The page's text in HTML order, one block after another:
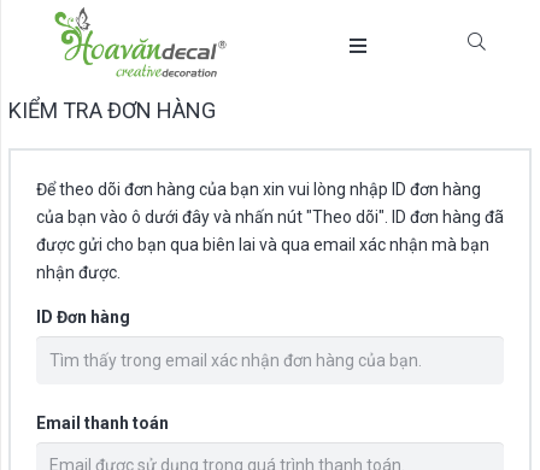
KIỂM TRA ĐƠN HÀNG
Để theo dõi đơn hàng của bạn xin vui lòng nhập ID đơn hàng
của bạn vào ô dưới đây và nhấn nút "Theo dõi". ID đơn hàng đã
được gửi cho bạn qua biên lai và qua email xác nhận mà bạn
nhận được.
ID Đơn hàng
Email thanh toán